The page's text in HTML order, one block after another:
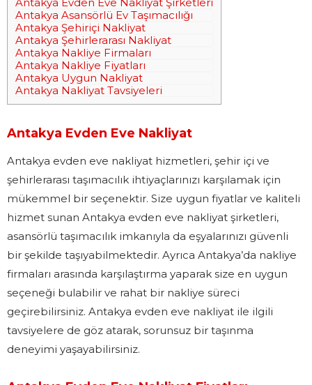
Antakya Evden Eve Nakliyat Şirketleri
Antakya Asansörlü Ev Taşımacılığı
Antakya Şehiriçi Nakliyat
Antakya Şehirlerarası Nakliyat
Antakya Nakliye Firmaları
Antakya Nakliye Fiyatları
Antakya Uygun Nakliyat
Antakya Nakliyat Tavsiyeleri
Antakya Evden Eve Nakliyat
Antakya evden eve nakliyat hizmetleri, şehir içi ve
şehirlerarası taşımacılık ihtiyaçlarınızı karşılamak için
mükemmel bir seçenektir. Size uygun fiyatlar ve kaliteli
hizmet sunan Antakya evden eve nakliyat şirketleri,
asansörlü taşımacılık imkanıyla da eşyalarınızı güvenli
bir şekilde taşıyabilmektedir. Ayrıca Antakya’da nakliye
firmaları arasında karşılaştırma yaparak size en uygun
seçeneği bulabilir ve rahat bir nakliye süreci
geçirebilirsiniz. Antakya evden eve nakliyat ile ilgili
tavsiyelere de göz atarak, sorunsuz bir taşınma
deneyimi yaşayabilirsiniz.